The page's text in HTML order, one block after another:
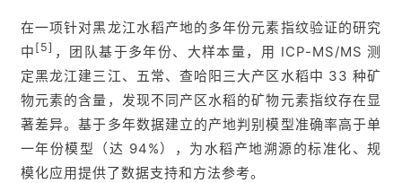
在一项针对黑龙江水稻产地的多年份元素指纹验证的研究
中 [5] ，团队基于多年份、大样本量，用 ICP-MS/MS 测
定黑龙江建三江、五常、查哈阳三大产区水稻中 33 种矿
物元素的含量，发现不同产区水稻的矿物元素指纹存在显
著差异。基于多年数据建立的产地判别模型准确率高于单
一年份模型（达 94%），为水稻产地溯源的标准化、规
模化应用提供了数据支持和方法参考。